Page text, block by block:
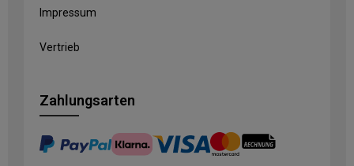
Impressum
Vertrieb
Zahlungsarten